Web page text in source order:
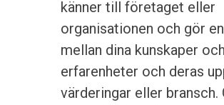
känner till företaget eller
organisationen och gör
mellan dina kunskaper och
erfarenheter och deras
värderingar eller bransch.